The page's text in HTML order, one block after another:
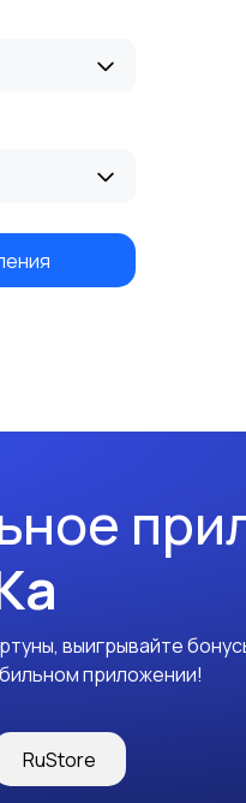
выигрывайте
приложении!
RuStore